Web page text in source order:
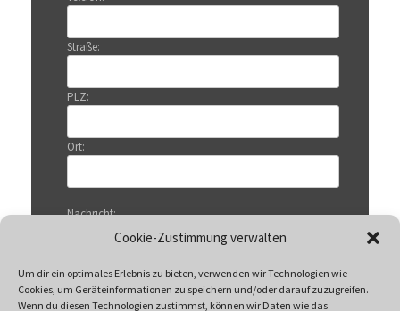
Cookie-Zustimmung verwalten
Um dir ein optimales Erlebnis zu bieten, verwenden wir Technologien wie
Cookies, um Geräteinformationen zu speichern und/oder darauf zuzugreifen.
Wenn du diesen Technologien zustimmst, können wir Daten wie das
Straße:
PLZ:
Ort:
Nachricht: